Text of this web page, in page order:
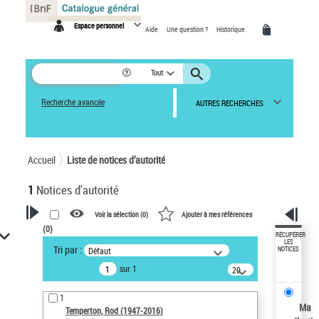
Espace personnel Aide Une question ? Historique
Tout
Recherche avancée AUTRES RECHERCHES
Accueil Liste de notices d’autorité
1 Notices d'autorité
VOTRE RECHERCHE
Recherche avancée dans les
notices d’autorité
Œuvres liées à l'auteur :
Temperton, Rod (1947-2016)
Voir la sélection (0) Ajouter à mes références
(0)
Tri par : Défaut
sur 1
20
résultats/page
1
Temperton, Rod (1947-2016)
RÉCUPÉRER
LES
NOTICES
Ma
Panneau de gestion des cookies